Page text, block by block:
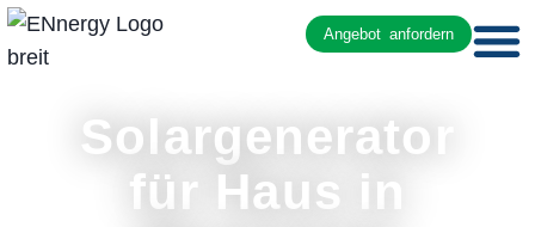
Angebot anfordern
Solargenerator
für Haus in